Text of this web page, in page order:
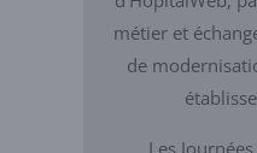
métier et
de